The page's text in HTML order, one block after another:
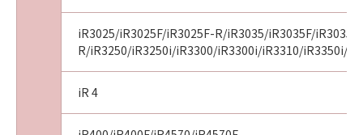
iR3025/iR3025F/iR3025F-R/iR3035/iR3035F/
R/iR3250/iR3250i/iR3300/iR3300i/iR3310/iR3350i/
iR 4